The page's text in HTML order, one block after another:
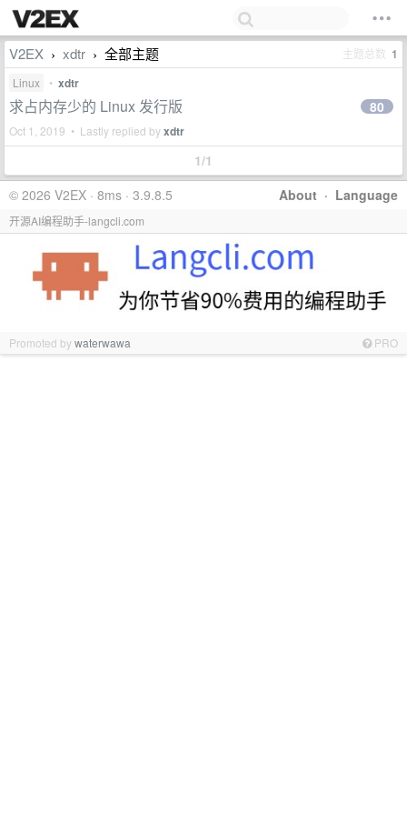
V2EX › xdtr › 全部主题 主题总数 1
Linux • xdtr
求占内存少的 Linux 发行版
Oct 1, 2019 • Lastly replied byxdtr
80
1/1
About · Language
© 2026 V2EX · 8ms · 3.9.8.5
开源AI编程助手-langcli.com
Promoted bywaterwawa PRO